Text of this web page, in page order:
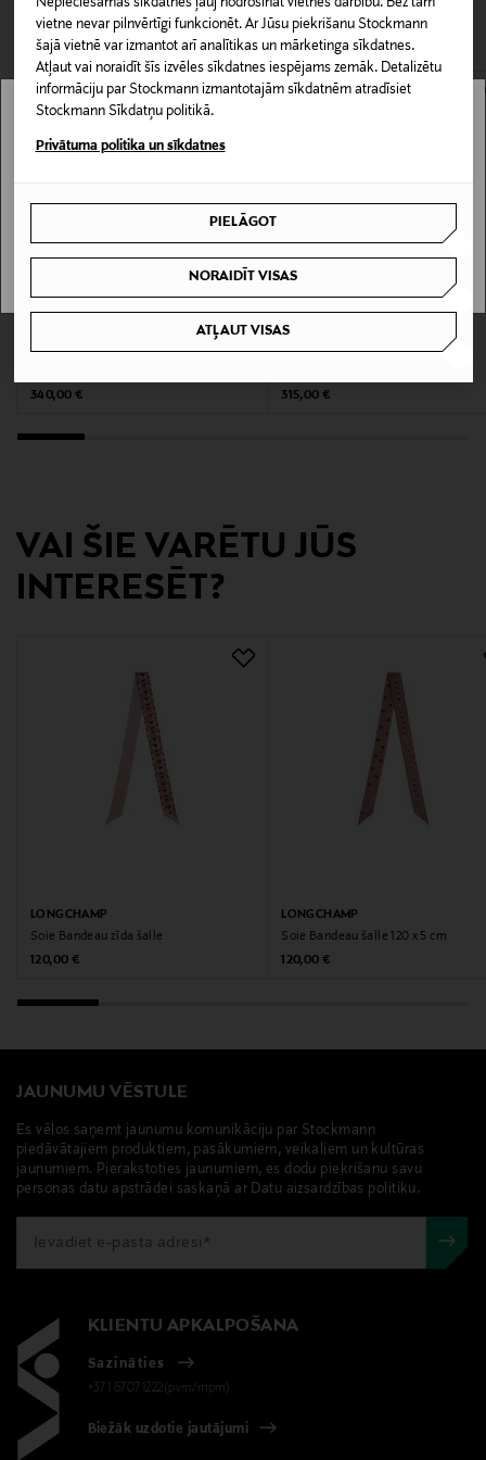
Nepieciešamās sīkdatnes ļauj nodrošināt vietnes darbību. Bez tām
vietne nevar pilnvērtīgi funkcionēt. Ar Jūsu piekrišanu Stockmann
šajā vietnē var izmantot arī analītikas un mārketinga sīkdatnes.
Atļaut vai noraidīt šīs izvēles sīkdatnes iespējams zemāk. Detalizētu
informāciju par Stockmann izmantotajām sīkdatnēm atradīsiet
Stockmann Sīkdatņu politikā.
Privātuma politika un sīkdatnes
PIELĀGOT
NORAIDĪT VISAS
ATĻAUT VISAS
Produkta numurs
172475927
Materiāls
100% zīds
ar zemu temperatūru, drīkst ķīmiski tīrīt.
Krāsa
P96 PINK TEA
Izmērs
120X5
Ražotāja daļas numurs
Longchamp SAS
43 rue Vineuse 75116 Paris, France
Atslēgvārdi
šalle, zīds
Piegāde uz saņemšanas punktu
0,00 € – 4,90 €
CITI KLIENTI SKATĪJĀS ARĪ
LONGCHAMP
Original Price
340,00 €
LONGCHAMP
Original Price
315,00 €
VAI ŠIE VARĒTU JŪS
INTERESĒT?
LONGCHAMP
Soie Bandeau zīda šalle
Original Price
120,00 €
LONGCHAMP
Soie Bandeau šalle 120 x 5 cm
Original Price
120,00 €
JAUNUMU VĒSTULE
Es vēlos saņemt jaunumu komunikāciju par Stockmann
piedāvātajiem produktiem, pasākumiem, veikaliem un kultūras
jaunumiem. Pierakstoties jaunumiem, es dodu piekrišanu savu
personas datu apstrādei saskaņā ar Datu aizsardzības politiku.
KLIENTU APKALPOŠANA
Sazināties
+371 67071222(pvm/mpm)
Biežāk uzdotie jautājumi
Stockmann nav pieejams tavā valstī.